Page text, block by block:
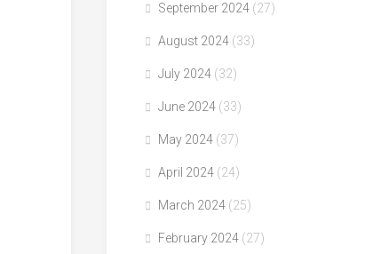
September 2024 (27)
August 2024 (33)
July 2024 (32)
June 2024 (33)
May 2024 (37)
April 2024 (24)
March 2024 (25)
February 2024 (27)